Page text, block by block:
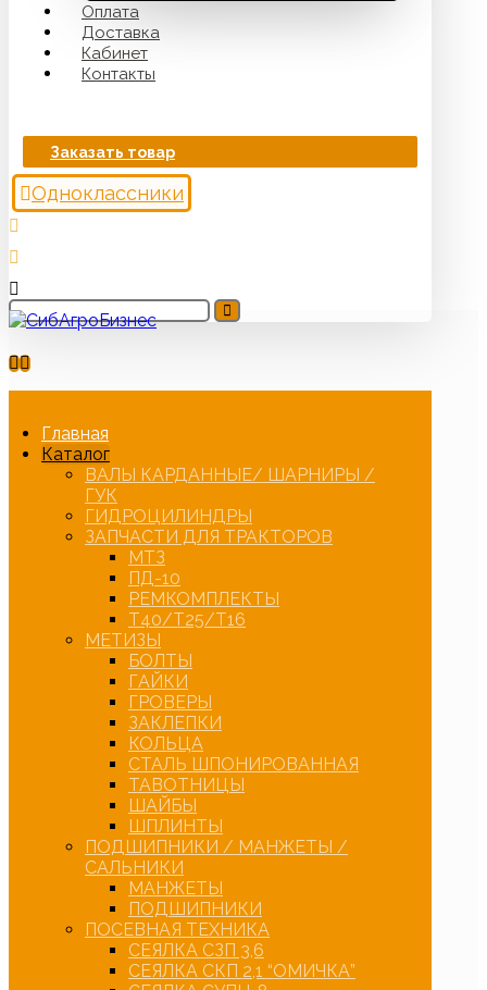
Оплата
Доставка
Кабинет
Контакты
Заказать товар
Одноклассники
Главная
Каталог
ВАЛЫ КАРДАННЫЕ/ ШАРНИРЫ /
ГУК
ГИДРОЦИЛИНДРЫ
ЗАПЧАСТИ ДЛЯ ТРАКТОРОВ
МТЗ
ПД-10
РЕМКОМПЛЕКТЫ
Т40/Т25/Т16
МЕТИЗЫ
БОЛТЫ
ГАЙКИ
ГРОВЕРЫ
ЗАКЛЕПКИ
КОЛЬЦА
СТАЛЬ ШПОНИРОВАННАЯ
ТАВОТНИЦЫ
ШАЙБЫ
ШПЛИНТЫ
ПОДШИПНИКИ / МАНЖЕТЫ /
САЛЬНИКИ
МАНЖЕТЫ
ПОДШИПНИКИ
ПОСЕВНАЯ ТЕХНИКА
СЕЯЛКА СЗП 3,6
СЕЯЛКА СКП 2,1 “ОМИЧКА”